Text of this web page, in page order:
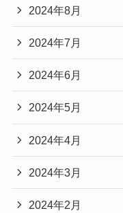
2024年8月
2024年7月
2024年6月
2024年5月
2024年4月
2024年3月
2024年2月